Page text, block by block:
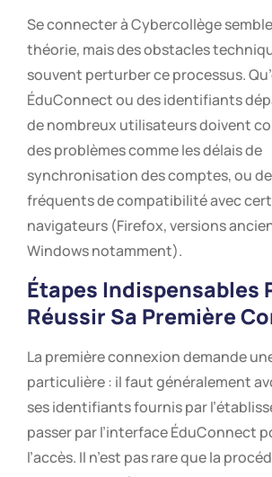
Se connecter à Cybercollège
théorie, mais des obstacles
souvent perturber ce processus.
ÉduConnect ou des identifiants
de nombreux utilisateurs doivent
des problèmes comme les délais de
synchronisation des comptes, ou
fréquents de compatibilité avec
navigateurs (Firefox, versions
Windows notamment).
Étapes Indispensables
Réussir Sa Première
La première connexion demande
particulière : il faut généralement
ses identifiants fournis par
passer par l’interface ÉduConnect
l’accès. Il n’est pas rare que la